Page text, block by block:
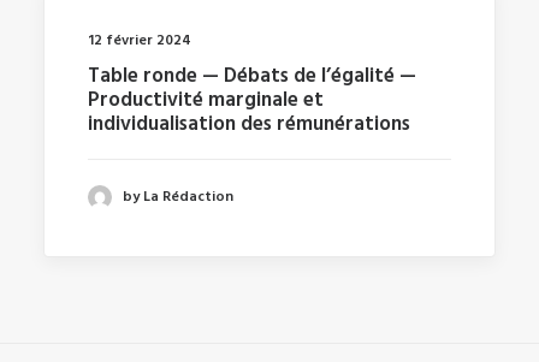
12 février 2024
Table ronde — Débats de l’égalité —
Productivité marginale et
individualisation des rémunérations
by La Rédaction